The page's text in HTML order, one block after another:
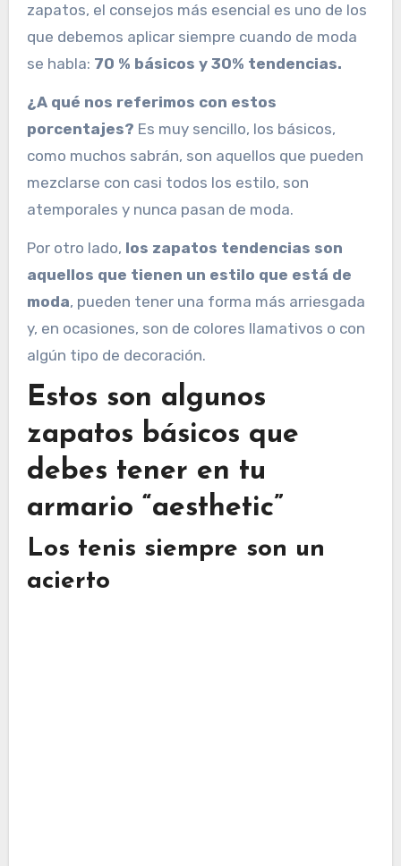
zapatos, el consejos más esencial es uno de los
que debemos aplicar siempre cuando de moda
se habla: 70 % básicos y 30% tendencias.
¿A qué nos referimos con estos
porcentajes? Es muy sencillo, los básicos,
como muchos sabrán, son aquellos que pueden
mezclarse con casi todos los estilo, son
atemporales y nunca pasan de moda.
Por otro lado, los zapatos tendencias son
aquellos que tienen un estilo que está de
moda, pueden tener una forma más arriesgada
y, en ocasiones, son de colores llamativos o con
algún tipo de decoración.
Estos son algunos
zapatos básicos que
debes tener en tu
armario “aesthetic”
Los tenis siempre son un
acierto